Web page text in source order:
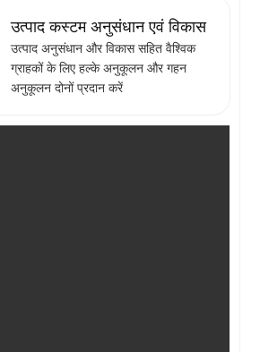
उत्पाद कस्टम अनुसंधान एवं विकास
उत्पाद अनुसंधान और विकास सहित वैश्विक
ग्राहकों के लिए हल्के अनुकूलन और गहन
अनुकूलन दोनों प्रदान करें